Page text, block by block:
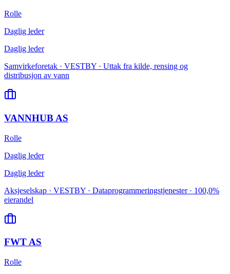
Rolle
Daglig leder
Daglig leder
Samvirkeforetak · VESTBY · Uttak fra kilde, rensing og
distribusjon av vann
VANNHUB AS
Rolle
Daglig leder
Daglig leder
Aksjeselskap · VESTBY · Dataprogrammeringstjenester · 100,0%
eierandel
FWT AS
Rolle